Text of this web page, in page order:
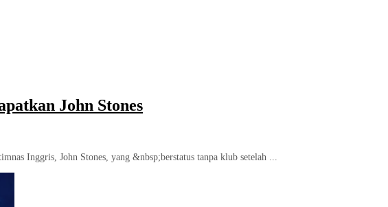
John Stones
Inggris, John Stones, yang &nbsp;berstatus tanpa klub setelah ...